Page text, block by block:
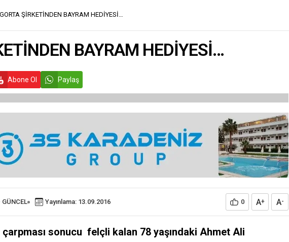
ŞİRKETİNDEN BAYRAM HEDİYESİ…
BAYRAM HEDİYESİ…
Abone Ol Paylaş
GÜNCEL Yayınlama: 13.09.2016 0 A+ A-
sonucu felçli kalan 78 yaşındaki Ahmet Ali